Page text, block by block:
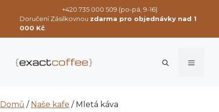
obsah
+420 735 000 509 (po-pá, 9-16)
Doručení Zásilkovnou zdarma pro objednávky nad 1
000 Kč
Menu
Domů / Naše kafe / Mletá káva